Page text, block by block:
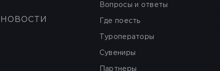
НОВОСТИ
Вопросы и ответы
Где поесть
Туроператоры
Сувениры
Партнеры